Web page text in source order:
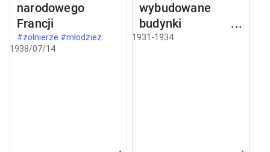
narodowego
Francji
#żołnierze #młodzież
1938/07/14
wybudowane
budynki w
Częstochowie
1931-1934